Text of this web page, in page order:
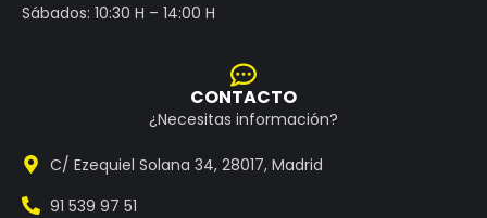
Sábados: 10:30 H – 14:00 H
CONTACTO
¿Necesitas información?
C/ Ezequiel Solana 34, 28017, Madrid
91 539 97 51